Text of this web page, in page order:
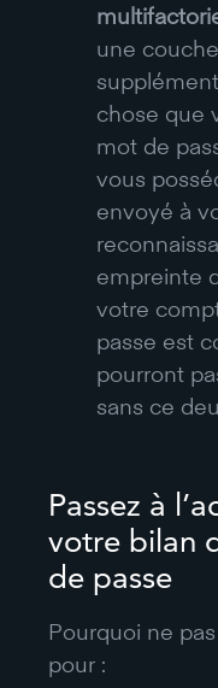
une
chose que
mot de
vous
envoyé à
empreinte
votre
passe est
pourront
sans ce
Passez à
votre bilan
de passe
Pourquoi ne pas
pour :